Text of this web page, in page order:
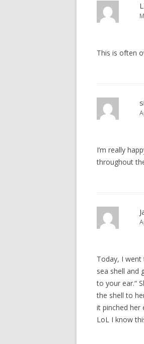
This is often
I’m really
throughout
Today, I
sea shell and
to your ear.“
the shell to
it pinched her
LoL I know